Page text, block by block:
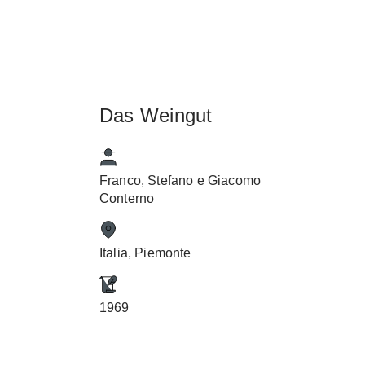
Das Weingut
Franco, Stefano e Giacomo
Conterno
Italia, Piemonte
1969